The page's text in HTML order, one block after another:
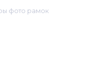
фото рамок